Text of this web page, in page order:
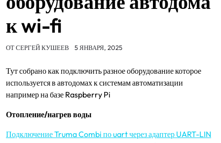
к wi-fi
ОТСЕРГЕЙ КУШЕЕВ 5 ЯНВАРЯ, 2025
Тут собрано как подключить разное оборудование которое
используется в автодомах к системам автоматизации
например на базе Raspberry Pi
Отопление/нагрев воды
Подключение Truma Combi по uart через адаптер UART-LIN